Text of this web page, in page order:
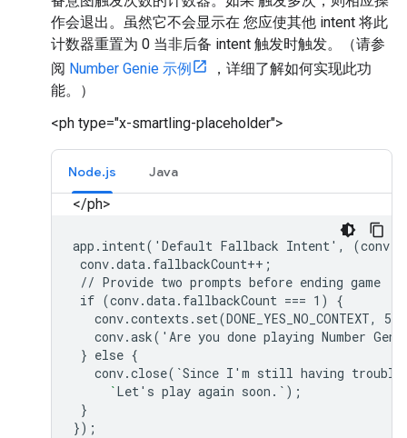
作会退出。虽然它不会显示在 您应使其他 intent 将此
计数器重置为 0 当非后备 intent 触发时触发。（请参
阅 Number Genie 示例
，详细了解如何实现此功
能。）
<ph type="x-smartling-placeholder">
Node.js Java
</ph>
app.intent('Default Fallback Intent', (conv)
conv.data.fallbackCount++;
// Provide two prompts before ending game
if (conv.data.fallbackCount === 1) {
   conv.contexts.set(DONE_YES_NO_CONTEXT, 5);
conv.ask('Are you done playing Number
} else {
conv.close(`Since I'm still having
     `
Let's play again soon.`);
}
});